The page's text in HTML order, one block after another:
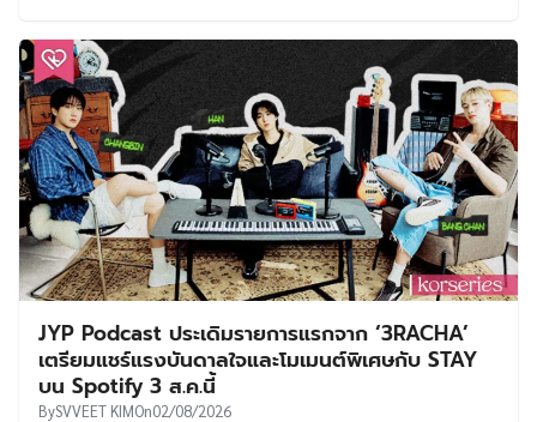
JYP Podcast ประเดิมรายการแรกจาก ‘3RACHA’
เตรียมแชร์แรงบันดาลใจและโมเมนต์พิเศษกับ STAY
บน Spotify 3 ส.ค.นี้
BySVVEET KIMOn02/08/2026